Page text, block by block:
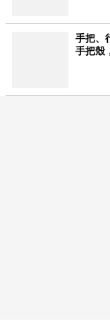
手把、
手把殼